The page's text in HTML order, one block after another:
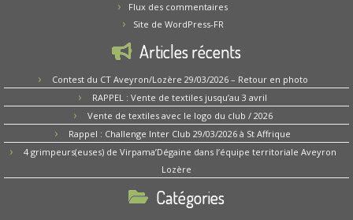
Flux des commentaires
Site de WordPress-FR
Articles récents
Contest du CT Aveyron/Lozère 29/03/2026 – Retour en photo
RAPPEL : Vente de textiles jusqu’au 3 avril
Vente de textiles avec le logo du club / 2026
Rappel : Challenge Inter Club 29/03/2026 à St Affrique
4 grimpeurs(euses) de Virpama’Dégaine dans l’équipe territoriale Aveyron
Lozère
Catégories